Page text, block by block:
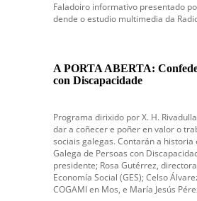
Faladoiro informativo presentado
dende o estudio multimedia da
A PORTA ABERTA:
con Discapacidade
Programa dirixido por X. H.
dar a coñecer e poñer en valor o
sociais galegas. Contarán a
Galega de Persoas con
presidente; Rosa Gutérrez,
Economía Social (GES); Celso
COGAMI en Mos, e María Jesús